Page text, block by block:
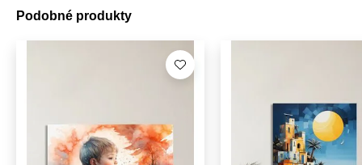
Podobné produkty